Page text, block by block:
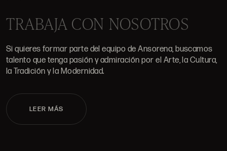
TRABAJA CON NOSOTROS
Si quieres formar parte del equipo de Ansorena, buscamos
talento que tenga pasión y admiración por el Arte, la Cultura,
la Tradición y la Modernidad.
LEER MÁS